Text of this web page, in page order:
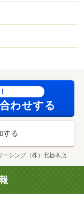
わせする
する
ーシング（株）北栃木店